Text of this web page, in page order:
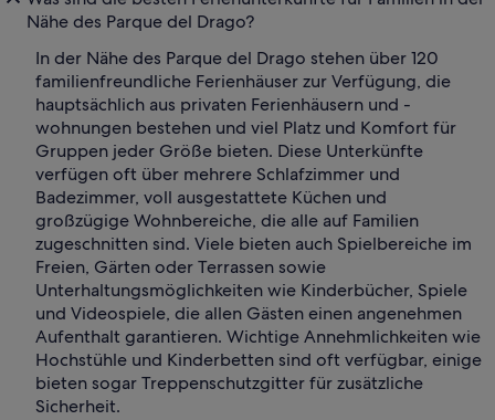
Nähe des Parque del Drago?
In der Nähe des Parque del Drago stehen über 120
familienfreundliche Ferienhäuser zur Verfügung, die
hauptsächlich aus privaten Ferienhäusern und -
wohnungen bestehen und viel Platz und Komfort für
Gruppen jeder Größe bieten. Diese Unterkünfte
verfügen oft über mehrere Schlafzimmer und
Badezimmer, voll ausgestattete Küchen und
großzügige Wohnbereiche, die alle auf Familien
zugeschnitten sind. Viele bieten auch Spielbereiche im
Freien, Gärten oder Terrassen sowie
Unterhaltungsmöglichkeiten wie Kinderbücher, Spiele
und Videospiele, die allen Gästen einen angenehmen
Aufenthalt garantieren. Wichtige Annehmlichkeiten wie
Hochstühle und Kinderbetten sind oft verfügbar, einige
bieten sogar Treppenschutzgitter für zusätzliche
Sicherheit.